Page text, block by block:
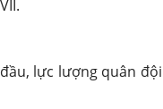
lực lượng quân đội